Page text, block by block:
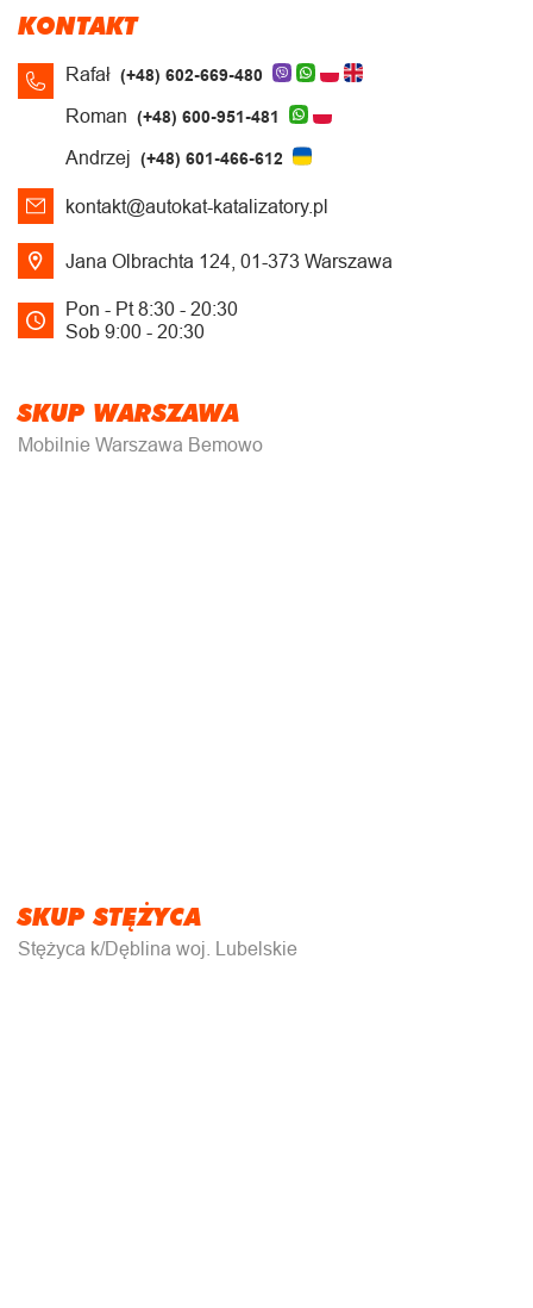
KONTAKT
Rafał (+48) 602-669-480
Roman (+48) 600-951-481
Andrzej (+48) 601-466-612
kontakt@autokat-katalizatory.pl
Jana Olbrachta 124, 01-373 Warszawa
Pon - Pt 8:30 - 20:30
Sob 9:00 - 20:30
SKUP WARSZAWA
Mobilnie Warszawa Bemowo
SKUP STĘŻYCA
Stężyca k/Dęblina woj. Lubelskie